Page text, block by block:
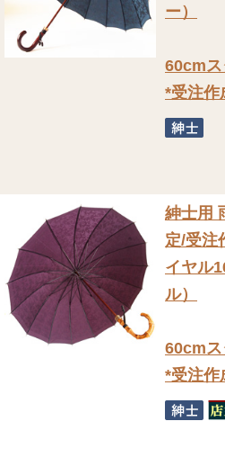
ー）
60cm
*受注作
紳士用
定/受注
イヤル
ル）
60cm
*受注作